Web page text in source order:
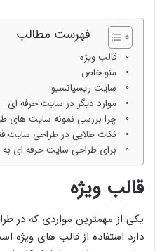
فهرست مطالب
قالب ویژه
منو خاص
سایت ریسپانسیو
موارد دیگر در سایت حرفه ای
چرا بررسی نمونه سایت های
نکات طلایی در طراحی سایت
برای طراحی سایت حرفه ای به
قالب ویژه
یکی از مهمترین مواردی که در
دارد استفاده از قالب های ویژه